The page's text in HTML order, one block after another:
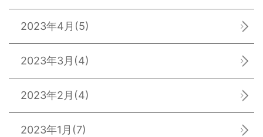
2023年4月 (5)
2023年3月 (4)
2023年2月 (4)
2023年1月 (7)